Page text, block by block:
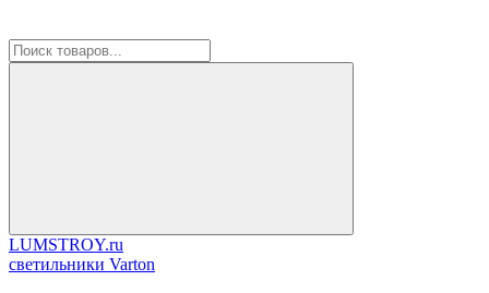
LUMSTROY.ru
cветильники Varton